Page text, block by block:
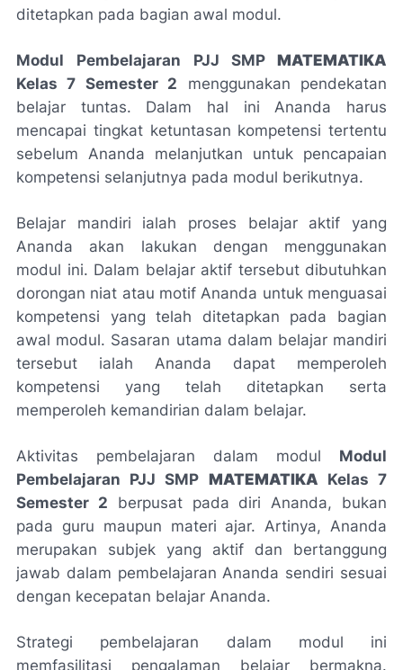
ditetapkan pada bagian awal modul.
Modul Pembelajaran PJJ SMP MATEMATIKA
Kelas 7 Semester 2 menggunakan pendekatan
belajar tuntas. Dalam hal ini Ananda harus
mencapai tingkat ketuntasan kompetensi tertentu
sebelum Ananda melanjutkan untuk pencapaian
kompetensi selanjutnya pada modul berikutnya.
Belajar mandiri ialah proses belajar aktif yang
Ananda akan lakukan dengan menggunakan
modul ini. Dalam belajar aktif tersebut dibutuhkan
dorongan niat atau motif Ananda untuk menguasai
kompetensi yang telah ditetapkan pada bagian
awal modul. Sasaran utama dalam belajar mandiri
tersebut ialah Ananda dapat memperoleh
kompetensi yang telah ditetapkan serta
memperoleh kemandirian dalam belajar.
Aktivitas pembelajaran dalam modul Modul
Pembelajaran PJJ SMP MATEMATIKA Kelas 7
Semester 2 berpusat pada diri Ananda, bukan
pada guru maupun materi ajar. Artinya, Ananda
merupakan subjek yang aktif dan bertanggung
jawab dalam pembelajaran Ananda sendiri sesuai
dengan kecepatan belajar Ananda.
Strategi pembelajaran dalam modul ini
memfasilitasi pengalaman belajar bermakna.